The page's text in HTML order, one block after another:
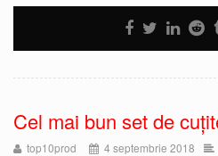
Cel mai bun set de
top10prod 4 septembrie 2018